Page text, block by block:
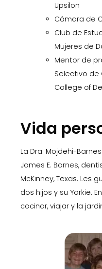
Upsilon
Cámara de
Club de
Mujeres de
Mentor de
Selectivo de
College of
Vida
La Dra. Mojdehi-
James E. Barnes,
McKinney, Texas. Les
dos hijos y su Yorkie.
cocinar, viajar y la